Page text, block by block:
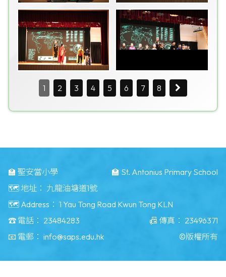
1 2 3 4 5 6 7 8
🏫 聖安當小學
🏫 St. Antonius Primary School
🗺️ 地址： 九龍油塘道1號
🗺️ Address： 1 Yau Tong Road Kwun Tong KLN
☎️ 電話： 23484283 📠 傳真： 23496371
📧 電郵： info@saps.edu.hk ©版權所有